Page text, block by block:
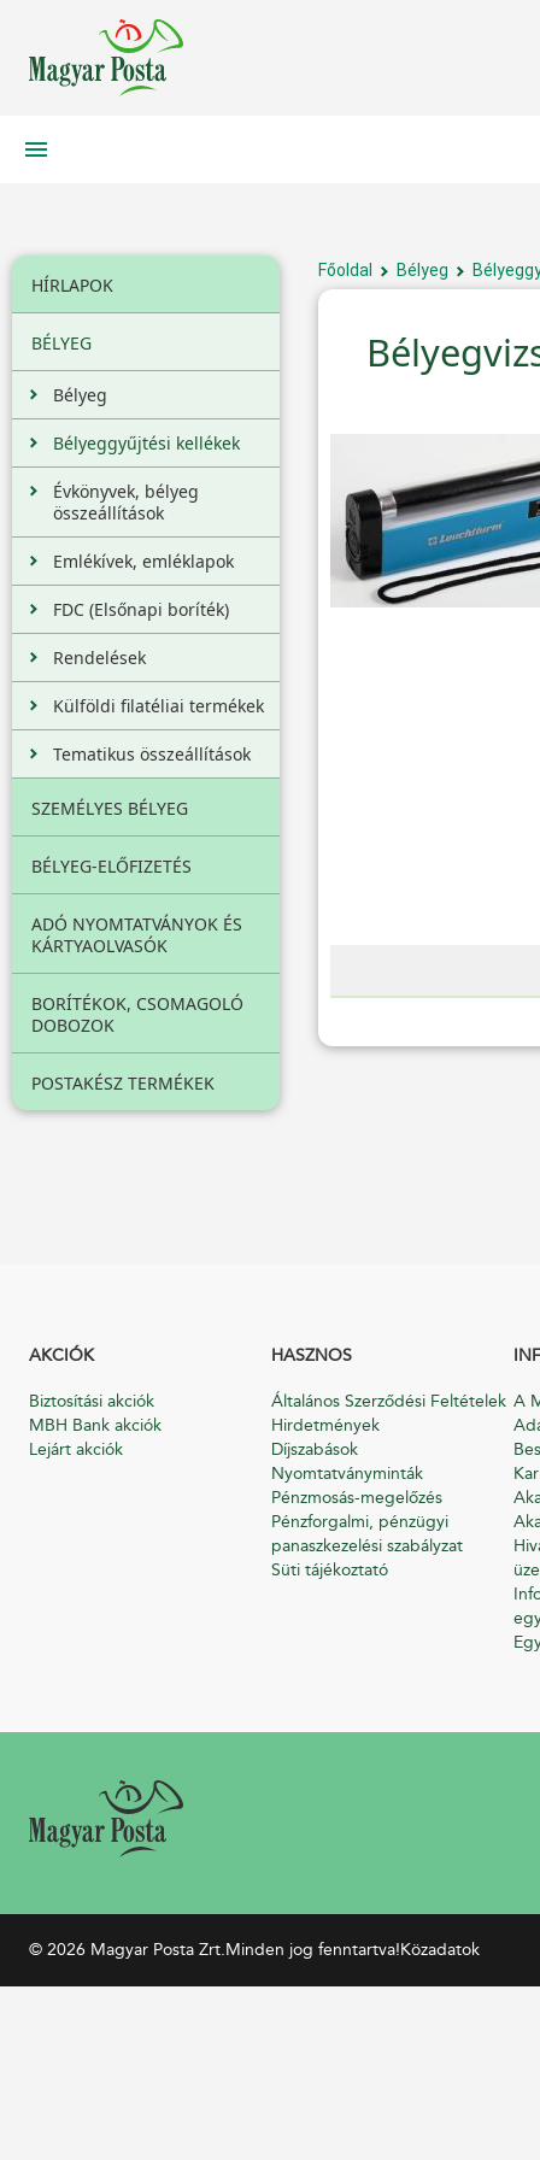
HÍRLAPOK
BÉLYEG
Bélyeg
Bélyeggyűjtési kellékek
Évkönyvek, bélyeg
összeállítások
Emlékívek, emléklapok
FDC (Elsőnapi boríték)
Rendelések
Külföldi filatéliai termékek
Tematikus összeállítások
SZEMÉLYES BÉLYEG
BÉLYEG-ELŐFIZETÉS
ADÓ NYOMTATVÁNYOK ÉS
KÁRTYAOLVASÓK
BORÍTÉKOK, CSOMAGOLÓ
DOBOZOK
POSTAKÉSZ TERMÉKEK
Főoldal Bélyeg
AKCIÓK
Biztosítási akciók
MBH Bank akciók
Lejárt akciók
HASZNOS
Általános Szerződési Feltételek
Hirdetmények
Díjszabások
Nyomtatványminták
Pénzmosás-megelőzés
Pénzforgalmi, pénzügyi
panaszkezelési szabályzat
Süti tájékoztató
A
© 2026 Magyar Posta Zrt.Minden jog fenntartva!Közadatok